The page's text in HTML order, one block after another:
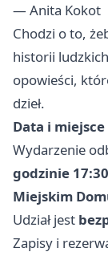
— Anita Kokot
Chodzi o to,
historii
opowieści,
dzieł.
Data i miejsce
Wydarzenie
godzinie
Miejskim
Udział jest
Zapisy i